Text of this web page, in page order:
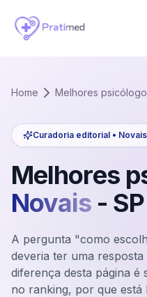
Home Melhores
Curadoria editorial • Novais
Melhores
Novais - SP
A pergunta "como
deveria ter uma
diferença desta página é
no ranking, por que está